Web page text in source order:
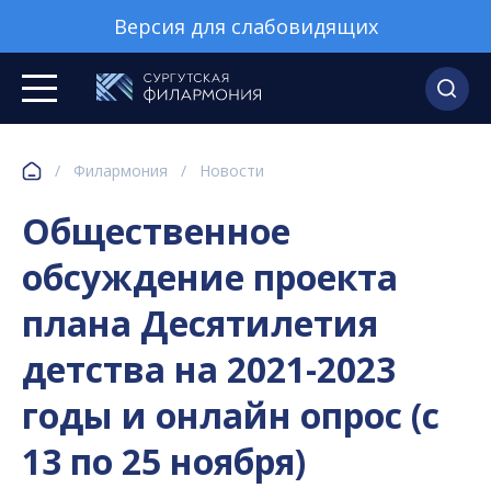
Версия для слабовидящих
/ Филармония / Новости
Общественное
обсуждение проекта
плана Десятилетия
детства на 2021-2023
годы и онлайн опрос (с
13 по 25 ноября)